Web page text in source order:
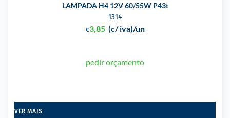
LAMPADA H4 12V 60/55W P43t
1314
€3,85 (c/ iva)/un
pedir orçamento
VER MAIS